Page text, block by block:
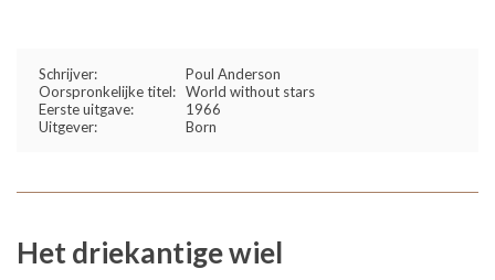
Schrijver:
Poul Anderson
Oorspronkelijke titel: World without stars
Eerste uitgave:
1966
Uitgever:
Born
Het driekantige wiel